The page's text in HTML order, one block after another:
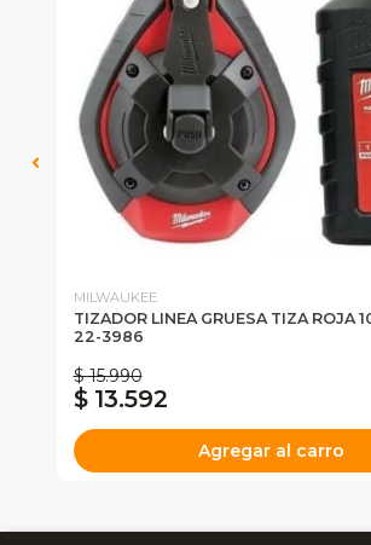
MILWAUKEE
TIZADOR LINEA GRUESA TIZA ROJA
22-3986
$ 15.990
$ 13.592
Agregar al carro